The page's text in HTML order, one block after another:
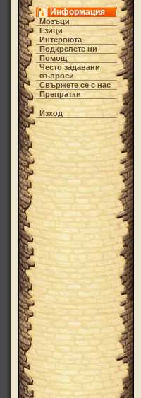
Информация
Мозъци
Езици
Интервюта
Подкрепете ни
Помощ
Често задавани
въпроси
Свържете се с нас
Препратки
Изход